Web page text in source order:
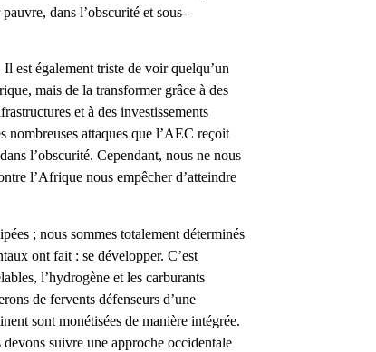
dans l’obscurité et sous-
est également triste de voir quelqu’un
mais de la transformer grâce à des
et à des investissements
nombreuses attaques que l’AEC reçoit
l’obscurité. Cependant, nous ne nous
l’Afrique nous empêcher d’atteindre
; nous sommes totalement déterminés
ont fait : se développer. C’est
l’hydrogène et les carburants
de fervents défenseurs d’une
sont monétisées de manière intégrée.
suivre une approche occidentale